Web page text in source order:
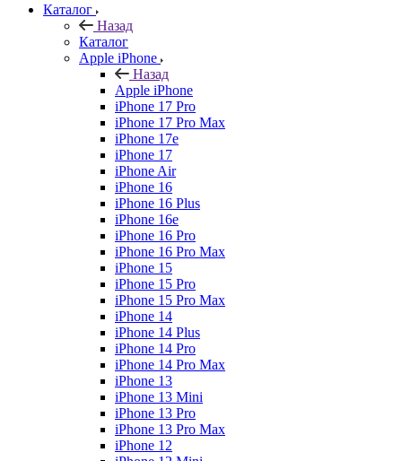
Каталог
Назад
Каталог
Apple iPhone
Назад
Apple iPhone
iPhone 17 Pro
iPhone 17 Pro Max
iPhone 17e
iPhone 17
iPhone Air
iPhone 16
iPhone 16 Plus
iPhone 16e
iPhone 16 Pro
iPhone 16 Pro Max
iPhone 15
iPhone 15 Pro
iPhone 15 Pro Max
iPhone 14
iPhone 14 Plus
iPhone 14 Pro
iPhone 14 Pro Max
iPhone 13
iPhone 13 Mini
iPhone 13 Pro
iPhone 13 Pro Max
iPhone 12